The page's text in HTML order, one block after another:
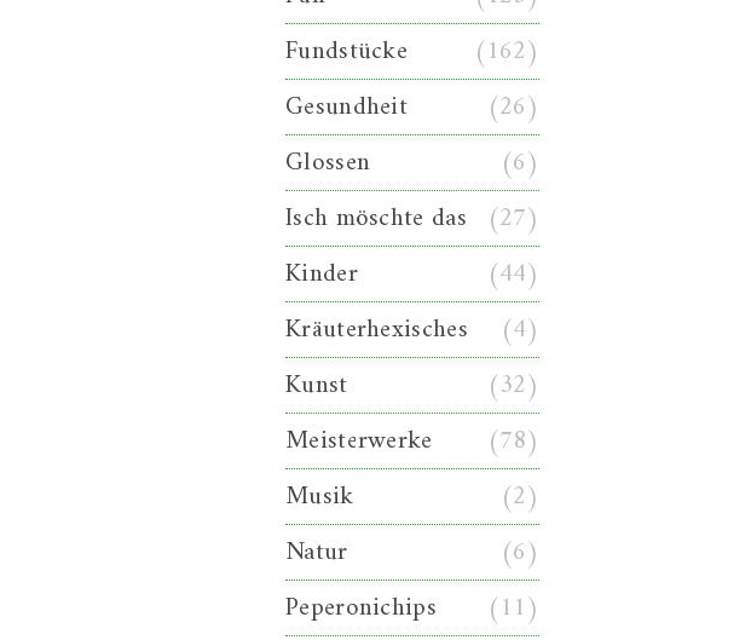
Fundstücke
(162)
Gesundheit
(26)
Glossen
(6)
Isch möschte das (27)
Kinder
(44)
Kräuterhexisches
(4)
Kunst
(32)
Meisterwerke
(78)
Musik
(2)
Natur
(6)
Peperonichips
(11)